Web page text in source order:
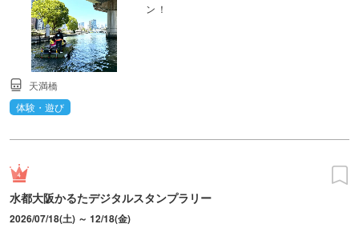
ン！
天満橋
体験・遊び
水都大阪かるたデジタルスタンプラリー
2026/07/18(土) ～ 12/18(金)